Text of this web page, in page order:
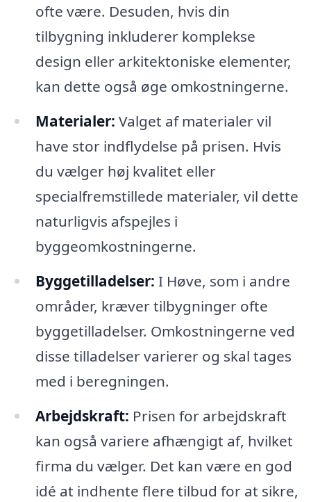
ofte være. Desuden, hvis din
tilbygning inkluderer komplekse
design eller arkitektoniske elementer,
kan dette også øge omkostningerne.
Materialer: Valget af materialer vil
have stor indflydelse på prisen. Hvis
du vælger høj kvalitet eller
specialfremstillede materialer, vil dette
naturligvis afspejles i
byggeomkostningerne.
Byggetilladelser: I Høve, som i andre
områder, kræver tilbygninger ofte
byggetilladelser. Omkostningerne ved
disse tilladelser varierer og skal tages
med i beregningen.
Arbejdskraft: Prisen for arbejdskraft
kan også variere afhængigt af, hvilket
firma du vælger. Det kan være en god
idé at indhente flere tilbud for at sikre,